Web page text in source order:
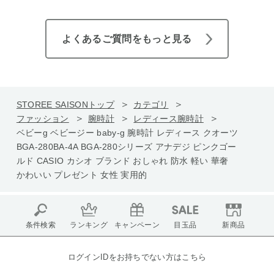
よくあるご質問をもっと見る
STOREE SAISONトップ
カテゴリ
ファッション
腕時計
レディース腕時計
ベビーg ベビージー baby-g 腕時計 レディース クオーツ
BGA-280BA-4A BGA-280シリーズ アナデジ ピンクゴー
ルド CASIO カシオ ブランド おしゃれ 防水 軽い 華奢
かわいい プレゼント 女性 実用的
条件検索 ランキング キャンペーン 目玉品 新商品
ログインIDをお持ちでない方はこちら